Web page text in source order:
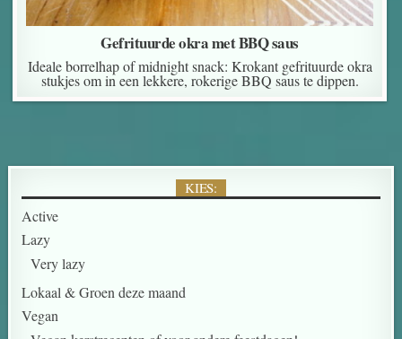
Gefrituurde okra met BBQ saus
Ideale borrelhap of midnight snack: Krokant gefrituurde okra
stukjes om in een lekkere, rokerige BBQ saus te dippen.
KIES:
Active
Lazy
Very lazy
Lokaal & Groen deze maand
Vegan